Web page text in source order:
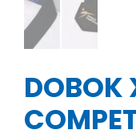
DOBOK